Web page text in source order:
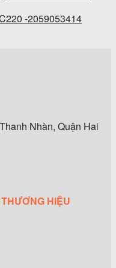
-2059053414
Nhàn, Quận Hai
HIỆU